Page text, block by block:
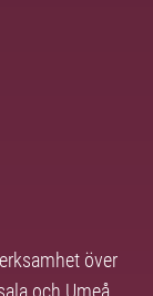
över
och Umeå.